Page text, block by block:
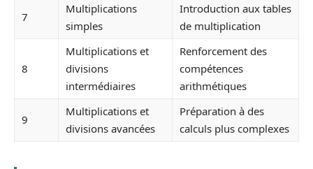
7
Multiplications
simples
Introduction aux tables
de multiplication
8
Multiplications et
divisions
intermédiaires
Renforcement des
compétences
arithmétiques
9
Multiplications et
divisions avancées
Préparation à des
calculs plus complexes